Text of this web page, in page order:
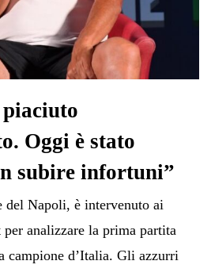
Oggi è stato
subire infortuni”
del Napoli, è intervenuto ai
analizzare la prima partita
campione d’Italia. Gli azzurri